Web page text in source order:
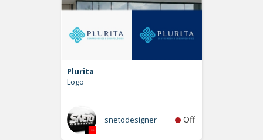
Plurita
Logo
snetodesigner Off